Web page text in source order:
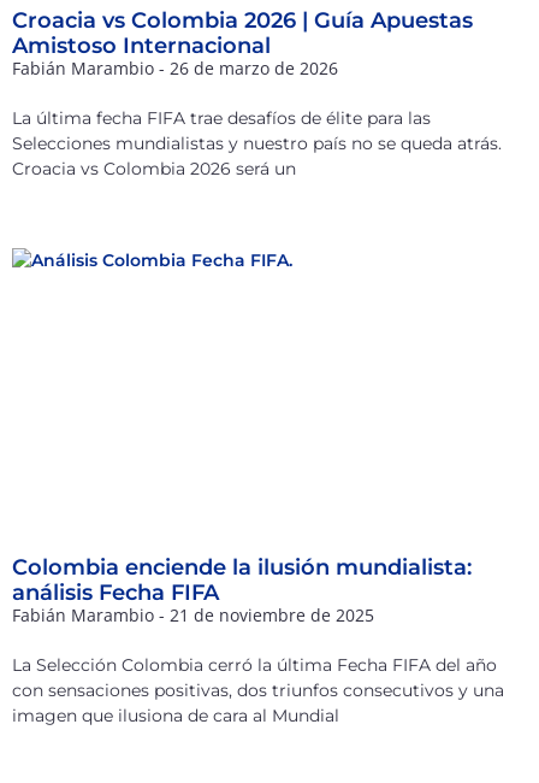
Croacia vs Colombia 2026 | Guía Apuestas
Amistoso Internacional
Fabián Marambio 26 de marzo de 2026
La última fecha FIFA trae desafíos de élite para las
Selecciones mundialistas y nuestro país no se queda atrás.
Croacia vs Colombia 2026 será un
Colombia enciende la ilusión mundialista:
análisis Fecha FIFA
Fabián Marambio 21 de noviembre de 2025
La Selección Colombia cerró la última Fecha FIFA del año
con sensaciones positivas, dos triunfos consecutivos y una
imagen que ilusiona de cara al Mundial